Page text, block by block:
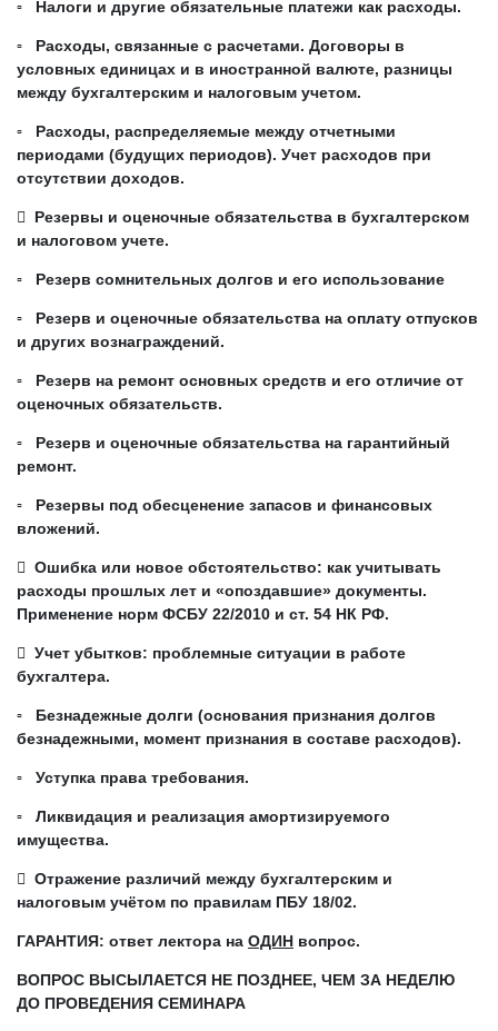
▫ Налоги и другие обязательные платежи как расходы.
▫ Расходы, связанные с расчетами. Договоры в
условных единицах и в иностранной валюте, разницы
между бухгалтерским и налоговым учетом.
▫ Расходы, распределяемые между отчетными
периодами (будущих периодов). Учет расходов при
отсутствии доходов.
 Резервы и оценочные обязательства в бухгалтерском
и налоговом учете.
▫ Резерв сомнительных долгов и его использование
▫ Резерв и оценочные обязательства на оплату отпусков
и других вознаграждений.
▫ Резерв на ремонт основных средств и его отличие от
оценочных обязательств.
▫ Резерв и оценочные обязательства на гарантийный
ремонт.
▫ Резервы под обесценение запасов и финансовых
вложений.
 Ошибка или новое обстоятельство: как учитывать
расходы прошлых лет и «опоздавшие» документы.
Применение норм ФСБУ 22/2010 и ст. 54 НК РФ.
 Учет убытков: проблемные ситуации в работе
бухгалтера.
▫ Безнадежные долги (основания признания долгов
безнадежными, момент признания в составе расходов).
▫ Уступка права требования.
▫ Ликвидация и реализация амортизируемого
имущества.
 Отражение различий между бухгалтерским и
налоговым учётом по правилам ПБУ 18/02.
ГАРАНТИЯ: ответ лектора на ОДИН вопрос.
ВОПРОС ВЫСЫЛАЕТСЯ НЕ ПОЗДНЕЕ, ЧЕМ ЗА НЕДЕЛЮ
ДО ПРОВЕДЕНИЯ СЕМИНАРА